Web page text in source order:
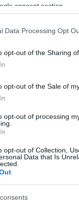
consent section.
Data Processing Opt
opt-out of the Sharing
opt-out of the Sale of
opt-out of processing
opt-out of Collection,
Data that Is
σε